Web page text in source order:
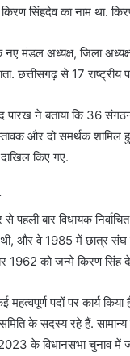
सिंहदेव का नाम था.
नए मंडल अध्यक्ष, जिला
छत्तीसगढ़ से 17 राष्ट्रीय
पारख ने बताया कि 36
और दो समर्थक शामिल
किए गए.
पहली बार विधायक
थी, और वे 1985 में छात्र
1962 को जन्मे किरण
कई महत्वपूर्ण पदों पर
के सदस्य रहे हैं.
के विधानसभा चुनाव में